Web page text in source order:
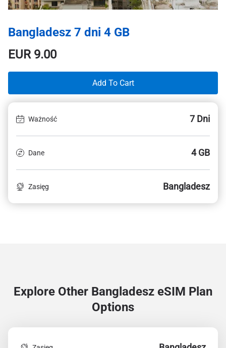
Bangladesz 7 dni 4 GB
EUR9.00
Add To Cart
Ważność 7 Dni
Dane 4 GB
Zasięg Bangladesz
Explore Other Bangladesz eSIM Plan
Options